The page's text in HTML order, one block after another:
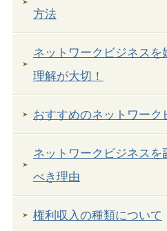
方法
ネットワークビジネス
理解が大切！
おすすめのネットワーク
ネットワークビジネス
べき理由
権利収入の種類について